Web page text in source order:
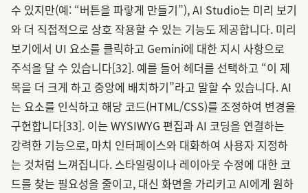
수 있지만(예: “버튼을 파랗게 만들기”), AI Studio는 미리 보기
와 더 직접적으로 상호 작용할 수 있는 기능도 제공합니다. 미리
보기에서 UI 요소를 클릭하고 Gemini에 대한 지시 사항으로
주석을 달 수 있습니다[32]. 예를 들어 헤더를 선택하고 “이 제
목을 더 크게 하고 중앙에 배치하기”라고 말할 수 있습니다. AI
는 요소를 인식하고 해당 코드(HTML/CSS)를 조정하여 변경을
구현합니다[33]. 이는 WYSIWYG 편집과 AI 코딩을 연결하는
강력한 기능으로, 마치 인터페이스와 대화하여 사용자 지정하
는 것처럼 느껴집니다. 스타일링이나 레이아웃 수정에 대한 코
드를 찾는 필요성을 줄이고, 대신 화면을 가리키고 AI에게 원하